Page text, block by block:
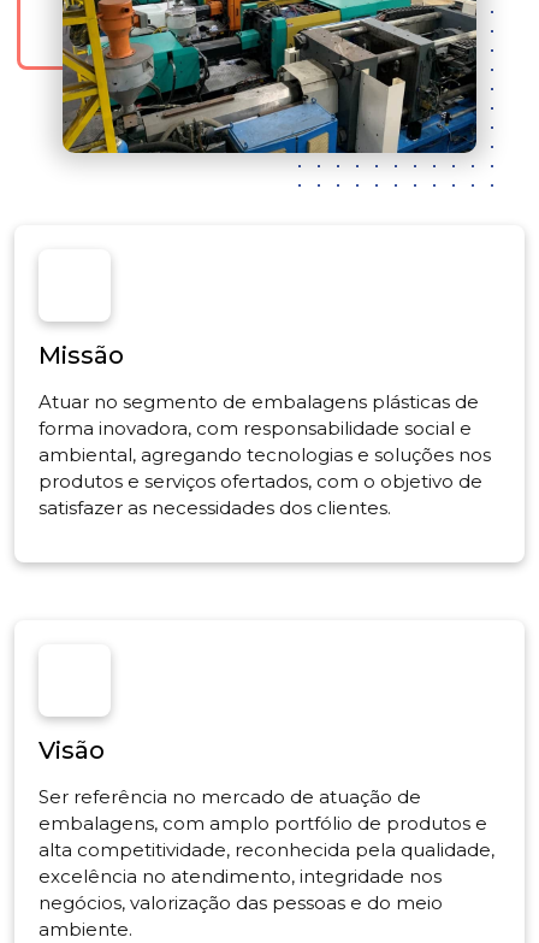
Missão
Atuar no segmento de embalagens plásticas de
forma inovadora, com responsabilidade social e
ambiental, agregando tecnologias e soluções nos
produtos e serviços ofertados, com o objetivo de
satisfazer as necessidades dos clientes.
Visão
Ser referência no mercado de atuação de
embalagens, com amplo portfólio de produtos e
alta competitividade, reconhecida pela qualidade,
excelência no atendimento, integridade nos
negócios, valorização das pessoas e do meio
ambiente.